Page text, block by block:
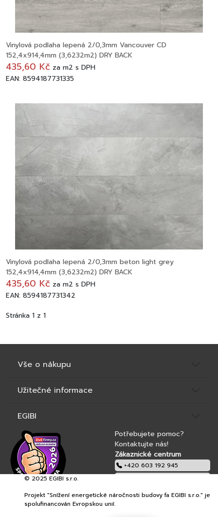
Vinylová podlaha lepená 2/0,3mm Vancouver CD
152,4x914,4mm (3,6232m2) DRY BACK
435,60 Kč za m2 s DPH
EAN: 8594187731335
Vinylová podlaha lepená 2/0,3mm beton light grey
152,4x914,4mm (3,6232m2) DRY BACK
435,60 Kč za m2 s DPH
EAN: 8594187731342
Stránka 1 z 1
Vše o nákupu
Užitečné informace
EGIBI
Potřebujete pomoc?
Kontaktujte nás!
Zákaznické centrum
+420 603 192 945
EGIBI s.r.o.
© 2025 EGIBI s.r.o.
Projekt "Snížení energetické náročnosti budovy fa EGIBI s.r.o." je
spolufinancován Evropskou unií.